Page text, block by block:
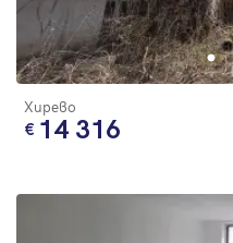
Хирево
14 316